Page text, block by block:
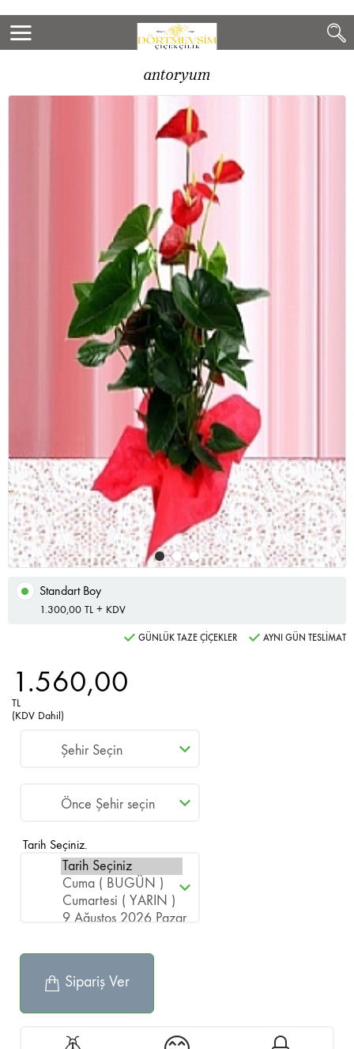
antoryum
Standart Boy
1.300,00 TL + KDV
GÜNLÜK TAZE ÇİÇEKLER AYNI GÜN TESLİMAT
1.560,00
TL
(KDV Dahil)
Tarih Seçiniz.
Sipariş Ver